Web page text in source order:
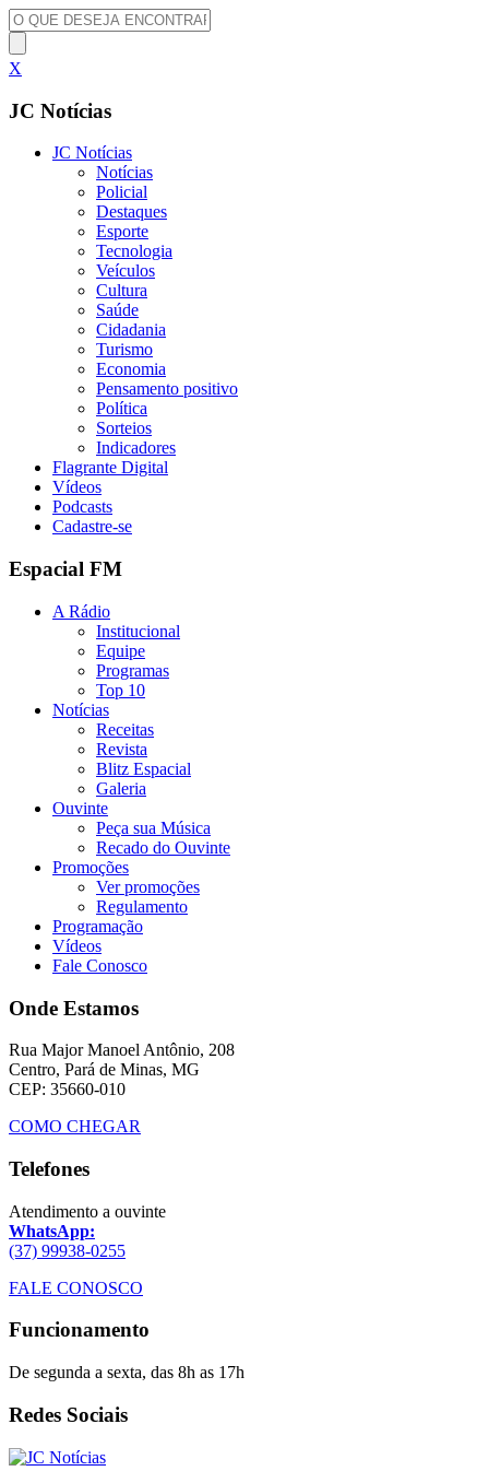
X
JC Notícias
JC Notícias
Notícias
Policial
Destaques
Esporte
Tecnologia
Veículos
Cultura
Saúde
Cidadania
Turismo
Economia
Pensamento positivo
Política
Sorteios
Indicadores
Flagrante Digital
Vídeos
Podcasts
Cadastre-se
Espacial FM
A Rádio
Institucional
Equipe
Programas
Top 10
Notícias
Receitas
Revista
Blitz Espacial
Galeria
Ouvinte
Peça sua Música
Recado do Ouvinte
Promoções
Ver promoções
Regulamento
Programação
Vídeos
Fale Conosco
Onde Estamos
Rua Major Manoel Antônio, 208
Centro, Pará de Minas, MG
CEP: 35660-010
COMO CHEGAR
Telefones
Atendimento a ouvinte
WhatsApp:
(37) 99938-0255
FALE CONOSCO
Funcionamento
De segunda a sexta, das 8h as 17h
Redes Sociais